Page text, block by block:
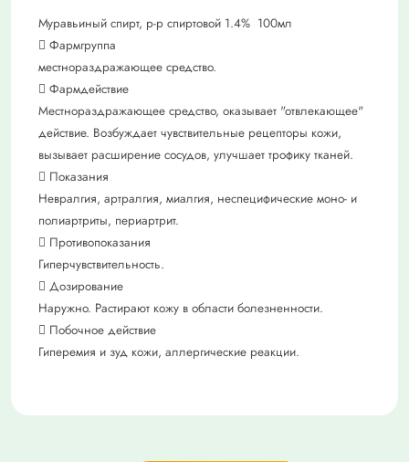
Муравьиный спирт, р-р спиртовой 1.4% 100мл
 Фармгруппа
местнораздражающее средство.
 Фармдействие
Местнораздражающее средство, оказывает "отвлекающее"
действие. Возбуждает чувствительные рецепторы кожи,
вызывает расширение сосудов, улучшает трофику тканей.
 Показания
Невралгия, артралгия, миалгия, неспецифические моно- и
полиартриты, периартрит.
 Противопоказания
Гиперчувствительность.
 Дозирование
Наружно. Растирают кожу в области болезненности.
 Побочное действие
Гиперемия и зуд кожи, аллергические реакции.